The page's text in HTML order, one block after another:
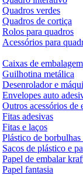
Quadros verdes
Quadros de cortiça
Rolos para quadros
Acessórios para
Caixas de embalagem
Guilhotina metálica
Desenrolador e
Envelopes auto
Outros acessórios de
Fitas adesivas
Fitas e laços
Plástico de
Sacos de plástico e
Papel de embalar
Papel fantasia